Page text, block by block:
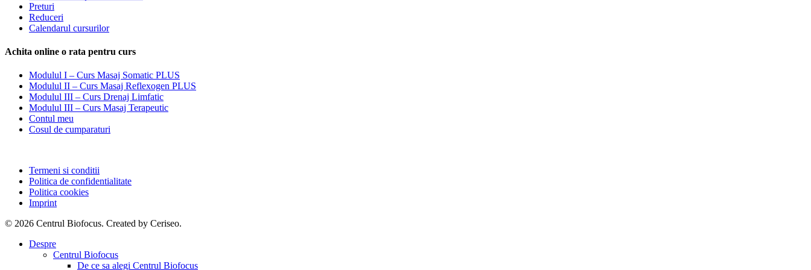
Preturi
Reduceri
Calendarul cursurilor
Achita online o rata pentru curs
Modulul I – Curs Masaj Somatic PLUS
Modulul II – Curs Masaj Reflexogen PLUS
Modulul III – Curs Drenaj Limfatic
Modulul III – Curs Masaj Terapeutic
Contul meu
Cosul de cumparaturi
Termeni si conditii
Politica de confidentialitate
Politica cookies
Imprint
© 2026 Centrul Biofocus. Created by Ceriseo.
Close
Despre
Centrul Biofocus
De ce sa alegi Centrul Biofocus